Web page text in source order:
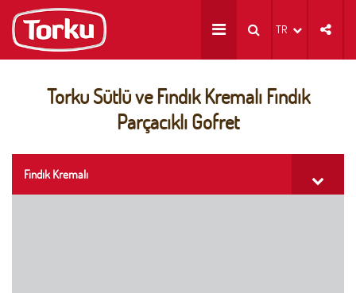
TR
Torku Sütlü ve Fındık Kremalı Fındık
Parçacıklı Gofret
Fındık Kremalı